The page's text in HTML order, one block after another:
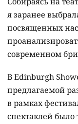
я заранее
посвященных
современном
В Edinburgh
предлагаемой
в рамках
спектаклей было